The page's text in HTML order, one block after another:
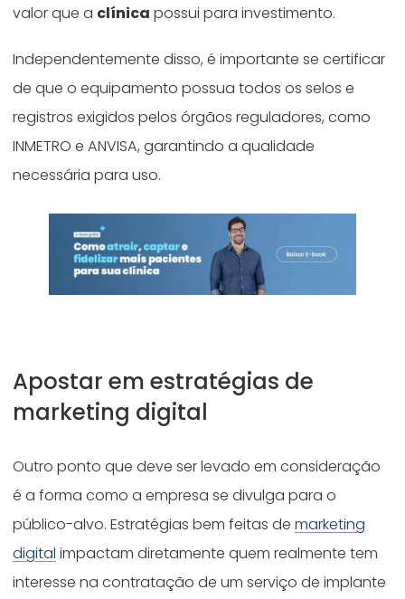
valor que a clínica possui para investimento.
Independentemente disso, é importante se certificar
de que o equipamento possua todos os selos e
registros exigidos pelos órgãos reguladores, como
INMETRO e ANVISA, garantindo a qualidade
necessária para uso.
Apostar em estratégias de
marketing digital
Outro ponto que deve ser levado em consideração
é a forma como a empresa se divulga para o
público-alvo. Estratégias bem feitas demarketing
digital impactam diretamente quem realmente tem
interesse na contratação de um serviço de implante